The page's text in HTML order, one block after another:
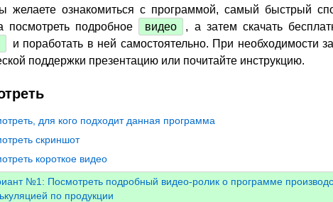
желаете ознакомиться с программой, самый быстрый
посмотреть подробное
видео , а затем скачать
и поработать в ней самостоятельно. При необходимости
поддержки презентацию или почитайте инструкцию.
для кого подходит данная программа
скриншот
короткое видео
№1: Посмотреть подробный видео-ролик о программе
по продукции